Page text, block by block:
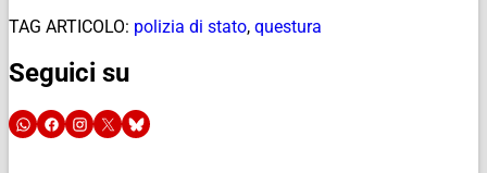
TAG ARTICOLO: polizia di stato, questura
Seguici su